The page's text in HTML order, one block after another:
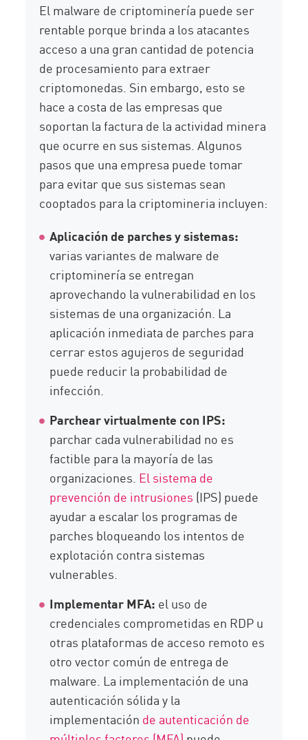
El malware de criptominería puede ser
rentable porque brinda a los atacantes
acceso a una gran cantidad de potencia
de procesamiento para extraer
criptomonedas. Sin embargo, esto se
hace a costa de las empresas que
soportan la factura de la actividad minera
que ocurre en sus sistemas. Algunos
pasos que una empresa puede tomar
para evitar que sus sistemas sean
cooptados para la criptomineria incluyen:
Aplicación de parches y sistemas:
varias variantes de malware de
criptominería se entregan
aprovechando la vulnerabilidad en los
sistemas de una organización. La
aplicación inmediata de parches para
cerrar estos agujeros de seguridad
puede reducir la probabilidad de
infección.
Parchear virtualmente con IPS:
parchar cada vulnerabilidad no es
factible para la mayoría de las
organizaciones. El sistema de
prevención de intrusiones (IPS) puede
ayudar a escalar los programas de
parches bloqueando los intentos de
explotación contra sistemas
vulnerables.
Implementar MFA: el uso de
credenciales comprometidas en RDP u
otras plataformas de acceso remoto es
otro vector común de entrega de
malware. La implementación de una
autenticación sólida y la
implementación de autenticación de